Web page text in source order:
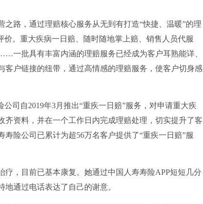
路，通过理赔核心服务从无到有打造“快捷、温暖”的理
。重大疾病一日赔、随时随地掌上赔、销售人员代服
一批具有丰富内涵的理赔服务已经成为客户耳熟能详、
户链接的纽带，通过高情感的理赔服务，使客户切身感
司自2019年3月推出“重疾一日赔”服务，对申请重大疾
资料，并在一个工作日内完成理赔处理，切实提升了客
险公司已累计为超56万名客户提供了“重疾一日赔”服
，目前已基本康复。她通过中国人寿寿险APP短短几分
通过电话表达了自己的谢意。